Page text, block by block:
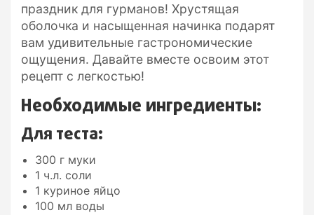
праздник для гурманов! Хрустящая
оболочка и насыщенная начинка подарят
вам удивительные гастрономические
ощущения. Давайте вместе освоим этот
рецепт с легкостью!
Необходимые ингредиенты:
Для теста:
300 г муки
1 ч.л. соли
1 куриное яйцо
100 мл воды